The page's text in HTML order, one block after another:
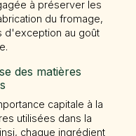
à préserver les
du fromage,
d'exception au goût
des matières
capitale à la
utilisées dans la
chaque ingrédient